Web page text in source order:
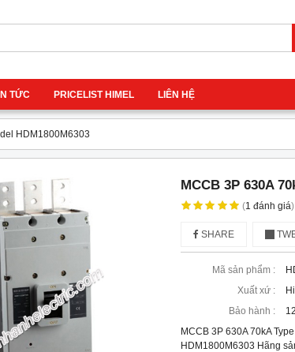
TỨC PRICELIST HIMEL LIÊN HỆ
HDM1800M6303
MCCB 3P 630A
(1đánh giá)
SHARE
Mã sản phẩm :
Xuất xứ :
Bảo hành :
MCCB 3P 630A 70kA
HDM1800M6303 Hãng